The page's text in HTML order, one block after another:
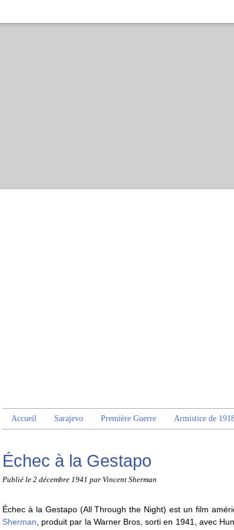
Accueil Sarajevo Première Guerre Armistice de
Échec à la Gestapo
Publié le 2 décembre 1941 par Vincent Sherman
Échec à la Gestapo (All Through the Night) est un film
Sherman , produit par la Warner Bros, sorti en 1941, avec